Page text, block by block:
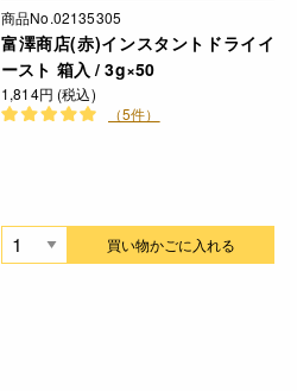
商品No.02135305
富澤商店(赤)インスタントドライイ
ースト 箱入 / 3g×50
1,814円 (税込)
（5件）
買い物かごに入れる